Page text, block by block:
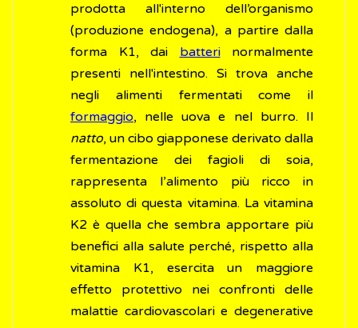
prodotta all'interno dell’organismo
(produzione endogena), a partire dalla
forma K1, dai batterinormalmente
presenti nell'intestino. Si trova anche
negli alimenti fermentati come il
formaggio, nelle uova e nel burro. Il
natto, un cibo giapponese derivato dalla
fermentazione dei fagioli di soia,
rappresenta l’alimento più ricco in
assoluto di questa vitamina. La vitamina
K2 è quella che sembra apportare più
benefici alla salute perché, rispetto alla
vitamina K1, esercita un maggiore
effetto protettivo nei confronti delle
malattie cardiovascolari e degenerative